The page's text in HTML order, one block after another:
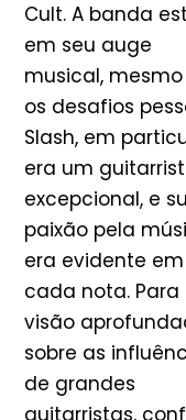
Cult. A banda
em seu auge
musical,
os desafios
Slash, em
era um
excepcional, e
paixão pela
era evidente em
cada nota. Para
visão
sobre as
de grandes
guitarristas,